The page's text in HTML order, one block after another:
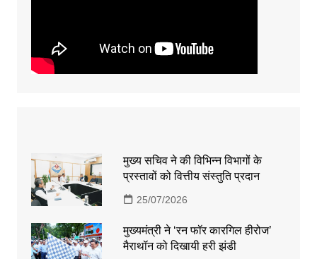
मुख्य सचिव ने की विभिन्न विभागों के
प्रस्तावों को वित्तीय संस्तुति प्रदान
25/07/2026
मुख्यमंत्री ने ‘रन फॉर कारगिल हीरोज’
मैराथॉन को दिखायी हरी झंडी